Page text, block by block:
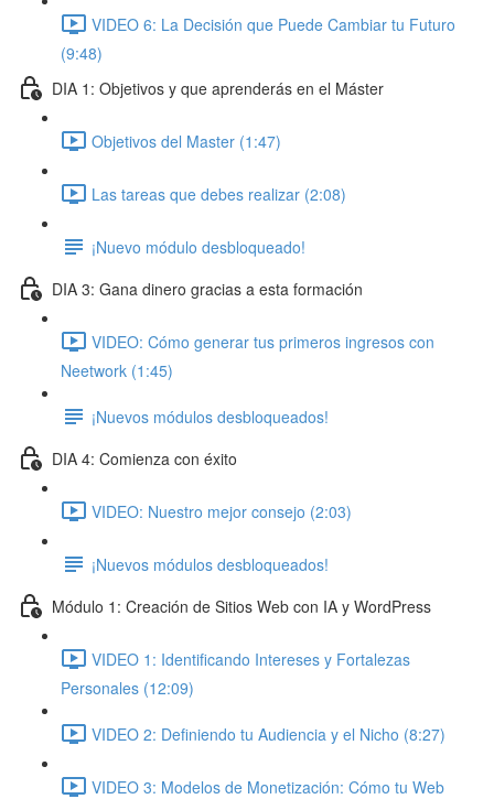
VIDEO 6: La Decisión que Puede Cambiar tu Futuro
(9:48)
DIA 1: Objetivos y que aprenderás en el Máster
Objetivos del Master (1:47)
Las tareas que debes realizar (2:08)
¡Nuevo módulo desbloqueado!
DIA 3: Gana dinero gracias a esta formación
VIDEO: Cómo generar tus primeros ingresos con
Neetwork (1:45)
¡Nuevos módulos desbloqueados!
DIA 4: Comienza con éxito
VIDEO: Nuestro mejor consejo (2:03)
¡Nuevos módulos desbloqueados!
Módulo 1: Creación de Sitios Web con IA y WordPress
VIDEO 1: Identificando Intereses y Fortalezas
Personales (12:09)
VIDEO 2: Definiendo tu Audiencia y el Nicho (8:27)
VIDEO 3: Modelos de Monetización: Cómo tu Web